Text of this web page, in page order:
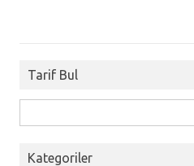
Tarif Bul
Kategoriler